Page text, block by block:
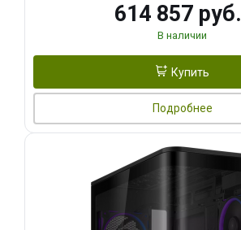
614 857 руб.
В наличии
Купить
Подробнее